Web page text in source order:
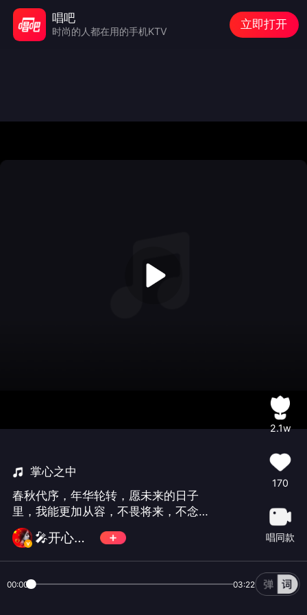
掌心之中
春秋代序，年华轮转，愿未来的日子
里，我能更加从容，不畏将来，不念过
往！#生日快乐#
🎤开心💘乐园🎸
2.1w
170
唱同款
00:00 03:22
唱吧
时尚的人都在用的手机KTV
立即打开